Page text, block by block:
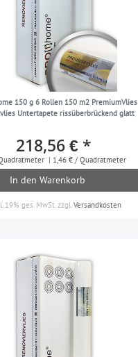
150 g 6 Rollen 150 m2 PremiumVlies
Untertapete rissüberbrückend glatt
218,56 € *
| 1,46 € / Quadratmeter
In den Warenkorb
19% ges. MwSt. zzgl. Versandkosten